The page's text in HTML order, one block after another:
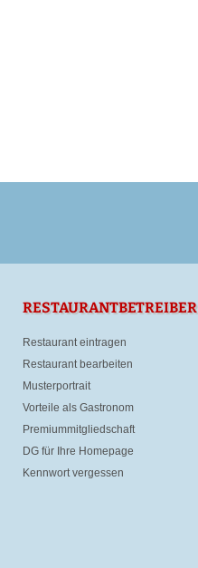
RESTAURANTBETREIBER
Restaurant eintragen
Restaurant bearbeiten
Musterportrait
Vorteile als Gastronom
Premiummitgliedschaft
DG für Ihre Homepage
Kennwort vergessen